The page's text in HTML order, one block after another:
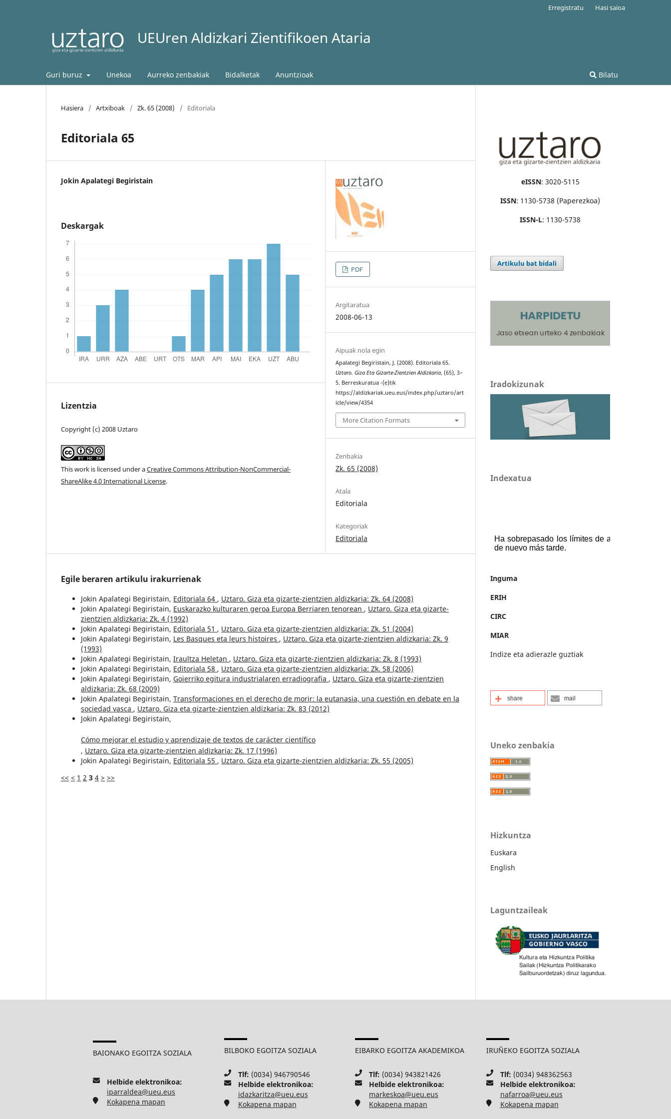
UEUren Aldizkari Zientifikoen Ataria
Guri buruz Unekoa Aurreko zenbakiak Bidalketak Anuntzioak Bilatu
Erregistratu Hasi saioa
Hasiera / Artxiboak / Zk. 65 (2008) / Editoriala
Editoriala 65
Jokin Apalategi Begiristain
Deskargak
Lizentzia
Copyright (c) 2008 Uztaro
This work is licensed under aCreative Commons Attribution-NonCommercial-
ShareAlike 4.0 International License.
PDF
Argitaratua
2008-06-13
Aipuak nola egin
Apalategi Begiristain, J. (2008). Editoriala 65.
Uztaro. Giza Eta Gizarte-Zientzien Aldizkaria, (65), 3–
5. Berreskuratua -(e)tik
https://aldizkariak.ueu.eus/index.php/uztaro/art
icle/view/4354
More Citation Formats
Zenbakia
Zk. 65 (2008)
Atala
Editoriala
Kategoriak
Editoriala
Egile beraren artikulu irakurrienak
Jokin Apalategi Begiristain, Editoriala 64 , Uztaro. Giza eta gizarte-zientzien aldizkaria: Zk. 64 (2008)
Jokin Apalategi Begiristain, Euskarazko kulturaren geroa Europa Berriaren tenorean , Uztaro. Giza eta gizarte-
zientzien aldizkaria: Zk. 4 (1992)
Jokin Apalategi Begiristain, Editoriala 51 , Uztaro. Giza eta gizarte-zientzien aldizkaria: Zk. 51 (2004)
Jokin Apalategi Begiristain, Les Basques eta leurs histoires , Uztaro. Giza eta gizarte-zientzien aldizkaria: Zk. 9
(1993)
Jokin Apalategi Begiristain, Iraultza Heletan , Uztaro. Giza eta gizarte-zientzien aldizkaria: Zk. 8 (1993)
Jokin Apalategi Begiristain, Editoriala 58 , Uztaro. Giza eta gizarte-zientzien aldizkaria: Zk. 58 (2006)
Jokin Apalategi Begiristain, Goierriko egitura industrialaren erradiografia , Uztaro. Giza eta gizarte-zientzien
aldizkaria: Zk. 68 (2009)
Jokin Apalategi Begiristain, Transformaciones en el derecho de morir: la eutanasia, una cuestión en debate en la
sociedad vasca , Uztaro. Giza eta gizarte-zientzien aldizkaria: Zk. 83 (2012)
Jokin Apalategi Begiristain,
Cómo mejorar el estudio y aprendizaje de textos de carácter científico
, Uztaro. Giza eta gizarte-zientzien aldizkaria: Zk. 17 (1996)
Jokin Apalategi Begiristain, Editoriala 55 , Uztaro. Giza eta gizarte-zientzien aldizkaria: Zk. 55 (2005)
<< < 1 2 3 4 > >>
eISSN: 3020-5115
ISSN: 1130-5738 (Paperezkoa)
ISSN-L: 1130-5738
Artikulu bat bidali
Iradokizunak
Indexatua
Inguma
ERIH
CIRC
MIAR
Indize eta adierazle guztiak
share mail
Uneko zenbakia
Hizkuntza
Euskara
English
Laguntzaileak
BAIONAKO EGOITZA SOZIALA
Helbide elektronikoa:
iparraldea@ueu.eus
Kokapena mapan
BILBOKO EGOITZA SOZIALA
Tlf: (0034) 946790546
Helbide elektronikoa:
idazkaritza@ueu.eus
Kokapena mapan
EIBARKO EGOITZA AKADEMIKOA
Tlf: (0034) 943821426
Helbide elektronikoa:
markeskoa@ueu.eus
Kokapena mapan
IRUÑEKO EGOITZA SOZIALA
Tlf: (0034) 948362563
Helbide elektronikoa:
nafarroa@ueu.eus
Kokapena mapan